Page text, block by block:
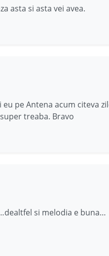
asta si asta vei avea.
pe Antena acum citeva
treaba. Bravo
si melodia e buna…